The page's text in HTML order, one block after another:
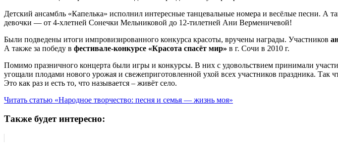
Детский ансамбль «Капелька» исполнил интересные танцевальные номера и весёлые песни.
девочки — от 4-хлетней Сонечки Мельниковой до 12-тилетней Ани Верменичевой!
Были подведены итоги импровизированного конкурса красоты, вручены награды. Участников
А также за победу в фестивале-конкурсе «Красота спасёт мир» в г. Сочи в 2010 г.
Помимо празничного концерта были игры и конкурсы. В них с удовольствием принимали
угощали плодами нового урожая и свежеприготовленной ухой всех участников праздника.
Это как раз и есть то, что называется – живёт село.
Читать статью «Народное творчество: песня и семья — жизнь моя»
Также будет интересно: